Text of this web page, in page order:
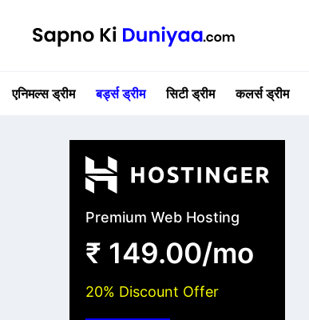
एनिमल्स ड्रीम बर्ड्स ड्रीम सिटी ड्रीम कलर्स ड्रीम
Premium Web Hosting
₹ 149.00/mo
20% Discount Offer